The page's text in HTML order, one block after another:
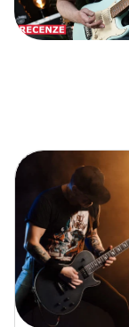
Vítejte na
City